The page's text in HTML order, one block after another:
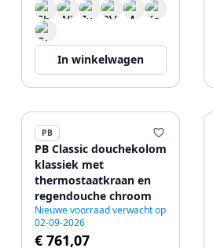
In winkelwagen
PB
PB Classic douchekolom
klassiek met
thermostaatkraan en
regendouche chroom
Nieuwe voorraad verwacht op
02-09-2026
€ 761,07